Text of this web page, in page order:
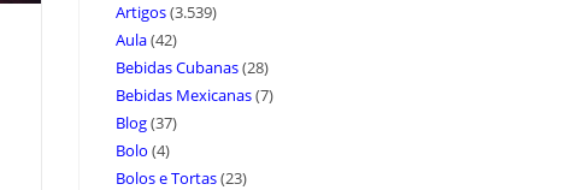
Artigos(3.539)
Aula(42)
Bebidas Cubanas(28)
Bebidas Mexicanas(7)
Blog(37)
Bolo (4)
Bolos e Tortas(23)